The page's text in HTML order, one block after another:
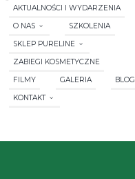
AKTUALNOŚCI I WYDARZENIA
O NAS
SZKOLENIA
SKLEP PURELINE
ZABIEGI KOSMETYCZNE
FILMY
GALERIA
BLOG
KONTAKT